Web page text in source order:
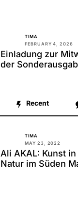
TIMA
FEBRUARY 4, 2026
Einladung zur
der
Recent
TIMA
MAY 23, 2022
Ali AKAL: Kunst
Natur im Süden